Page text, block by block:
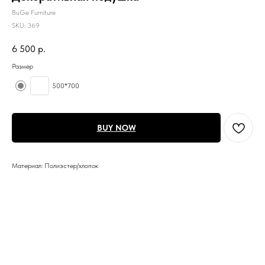
BuGe Furniture
SKU: 369
6 500 р.
Размер
500*700
BUY NOW
Материал: Полиэстер/хлопок